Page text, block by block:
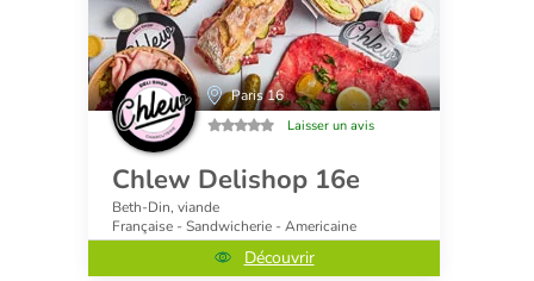
Paris 16
Laisser un avis
Chlew Delishop 16e
Beth-Din, viande
Française - Sandwicherie - Americaine
Découvrir